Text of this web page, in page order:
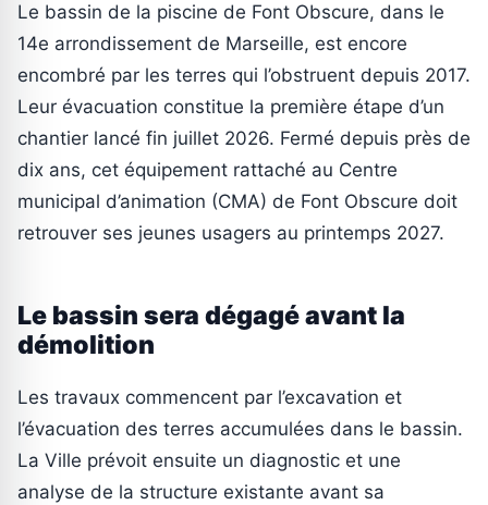
Le bassin de la piscine de Font Obscure, dans le
14e arrondissement de Marseille, est encore
encombré par les terres qui l’obstruent depuis 2017.
Leur évacuation constitue la première étape d’un
chantier lancé fin juillet 2026. Fermé depuis près de
dix ans, cet équipement rattaché au Centre
municipal d’animation (CMA) de Font Obscure doit
retrouver ses jeunes usagers au printemps 2027.
Le bassin sera dégagé avant la
démolition
Les travaux commencent par l’excavation et
l’évacuation des terres accumulées dans le bassin.
La Ville prévoit ensuite un diagnostic et une
analyse de la structure existante avant sa